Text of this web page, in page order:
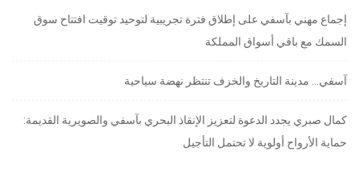
إجماع مهني بآسفي على إطلاق فترة تجريبية لتوحيد توقيت افتتاح سوق
السمك مع باقي أسواق المملكة
آسفي… مدينة التاريخ والخزف تنتظر نهضة سياحية
كمال صبري يجدد الدعوة لتعزيز الإنقاذ البحري بآسفي والصويرية القديمة:
حماية الأرواح أولوية لا تحتمل التأجيل